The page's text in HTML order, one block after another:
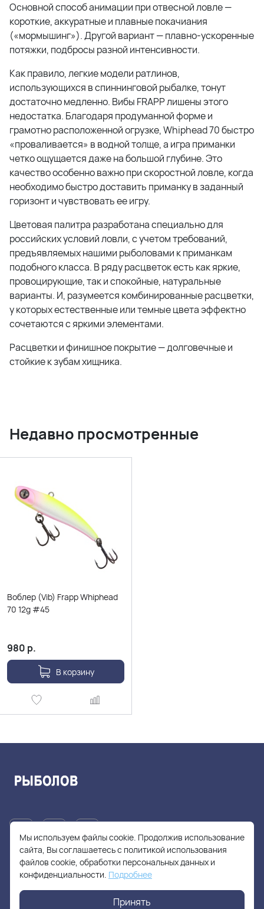
Основной способ анимации при отвесной ловле —
короткие, аккуратные и плавные покачиания
(«мормышинг»). Другой вариант — плавно-ускоренные
потяжки, подбросы разной интенсивности.
Как правило, легкие модели ратлинов,
использующихся в спиннинговой рыбалке, тонут
достаточно медленно. Вибы FRAPP лишены этого
недостатка. Благодаря продуманной форме и
грамотно расположенной огрузке, Whiphead 70 быстро
«проваливается» в водной толще, а игра приманки
четко ощущается даже на большой глубине. Это
качество особенно важно при скоростной ловле, когда
необходимо быстро доставить приманку в заданный
горизонт и чувствовать ее игру.
Цветовая палитра разработана специально для
российских условий ловли, с учетом требований,
предъявляемых нашими рыболовами к приманкам
подобного класса. В ряду расцветок есть как яркие,
провоцирующие, так и спокойные, натуральные
варианты. И, разумеется комбинированные расцветки,
у которых естественные или темные цвета эффектно
сочетаются с яркими элементами.
Расцветки и финишное покрытие — долговечные и
стойкие к зубам хищника.
Недавно просмотренные
Воблер (Vib) Frapp Whiphead
70 12g #45
980 р.
В корзину
+7(905)705-55-49
fishhuntershop@yandex.ru
Мы используем файлы cookie. Продолжив использование
сайта, Вы соглашаетесь с политикой использования
файлов cookie, обработки персональных данных и
конфиденциальности. Подробнее
Принять